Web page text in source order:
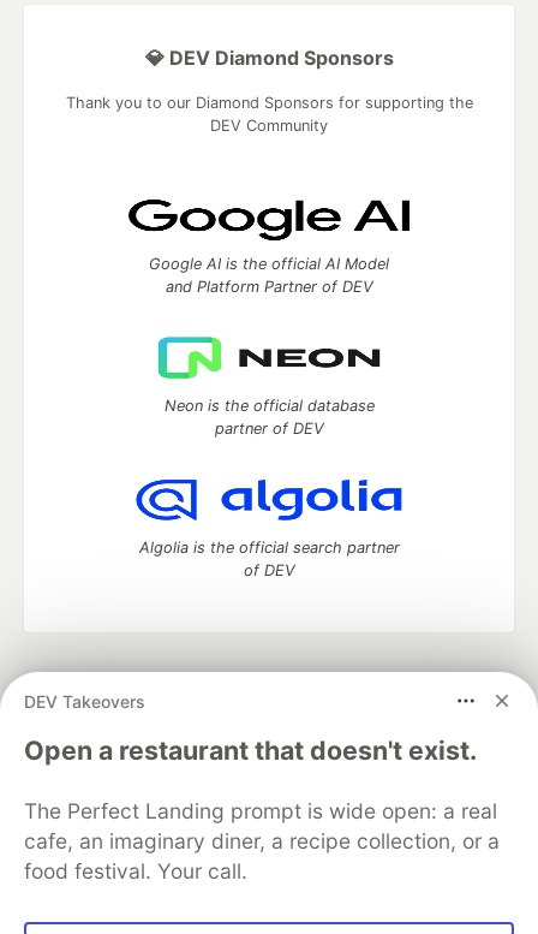
DEV Takeovers
Open a restaurant that doesn't exist.
The Perfect Landing prompt is wide open: a real
cafe, an imaginary diner, a recipe collection, or a
food festival. Your call.
💎 DEV Diamond Sponsors
Thank you to our Diamond Sponsors for supporting the
DEV Community
Google AI is the official AI Model
and Platform Partner of DEV
Neon is the official database
partner of DEV
Algolia is the official search partner
of DEV
development and manage your software career
DEV Education Tracks
DEV Help
Advertise on DEV
Free Postgres Database
DEV Shop
MLH
Code of Conduct
Privacy Policy
Terms of Use
Built on
Forem— the open source software that powers
and other inclusive communities.